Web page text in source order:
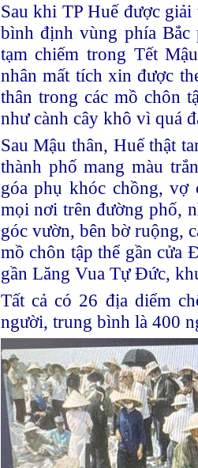
Sau khi TP Huế được
bình định vùng phía
tạm chiếm trong Tết
nhân mất tích xin được
thân trong các mồ chôn
như cành cây khô vì quá
Sau Mậu thân, Huế thật
thành phố mang màu
góa phụ khóc chồng, vợ
mọi nơi trên đường phố,
góc vườn, bên bờ ruộng,
mồ chôn tập thể gần cửa
gần Lăng Vua Tự Đức,
Tất cả có 26 địa diểm
người, trung bình là 400